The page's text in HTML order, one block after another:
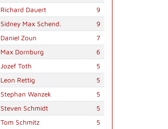
Richard Dauert
9
Sidney Max Schend.
9
Daniel Zoun
7
Max Dornburg
6
Jozef Toth
5
Leon Rettig
5
Stephan Wanzek
5
Steven Schmidt
5
Tom Schmitz
5